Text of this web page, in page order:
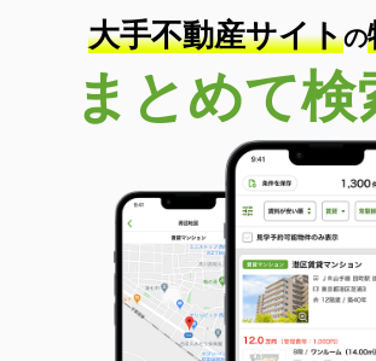
大手不動産サイトの
まとめて検